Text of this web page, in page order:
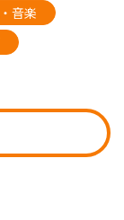
音楽